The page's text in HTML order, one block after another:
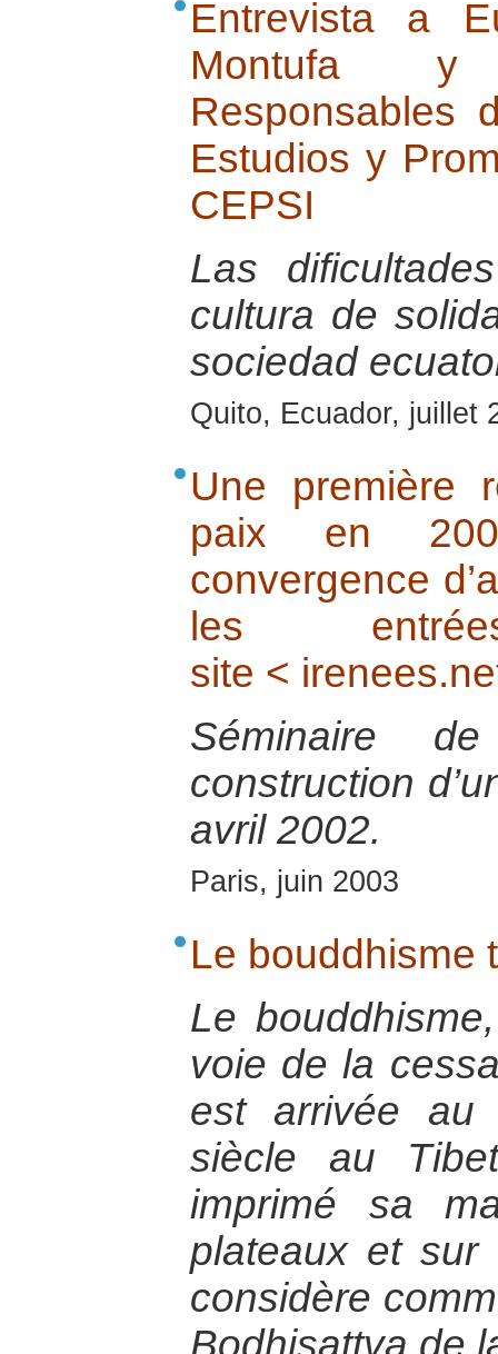
Entrevista a
Montufa y
Responsables
Estudios y
CEPSI
Las
cultura de
sociedad
Quito, Ecuador, juillet
Une première
paix en
convergence
les
site <
Séminaire
construction
avril 2002.
Paris, juin 2003
Le bouddhisme
Le
voie de la
est arrivée au
siècle au
imprimé sa
plateaux et
considère
Bodhisattva de